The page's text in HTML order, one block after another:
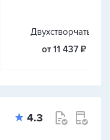
Двухстворчатые
от 11 437 ₽
4.3